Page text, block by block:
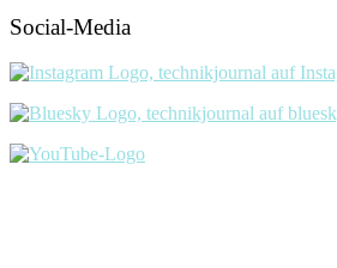
Social-Media